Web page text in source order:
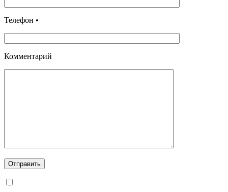
Телефон •
Комментарий
Отправить